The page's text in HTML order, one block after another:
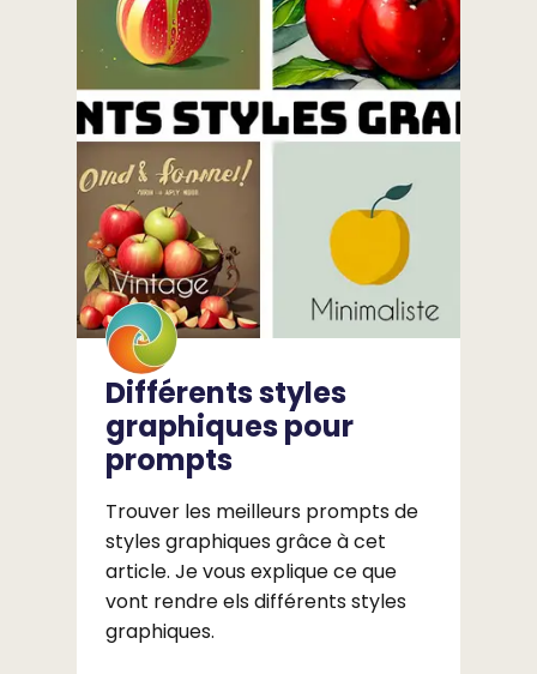
Différents styles
graphiques pour
prompts
Trouver les meilleurs prompts de
styles graphiques grâce à cet
article. Je vous explique ce que
vont rendre els différents styles
graphiques.